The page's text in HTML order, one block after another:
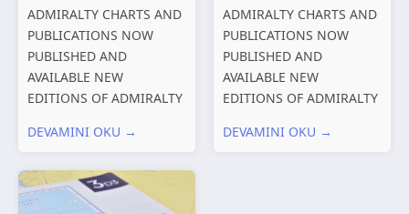
ADMIRALTY CHARTS AND
PUBLICATIONS NOW
PUBLISHED AND
AVAILABLE NEW
EDITIONS OF ADMIRALTY
PUBLICATIONS New
Charts published 06
August 2026 Chart Title,
DEVAMINI OKU →
ADMIRALTY CHARTS AND
PUBLICATIONS NOW
PUBLISHED AND
AVAILABLE NEW
EDITIONS OF ADMIRALTY
PUBLICATIONS New
DEVAMINI OKU →